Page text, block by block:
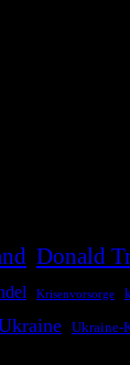
Donald
Krisenvorsorge
Ukraine-